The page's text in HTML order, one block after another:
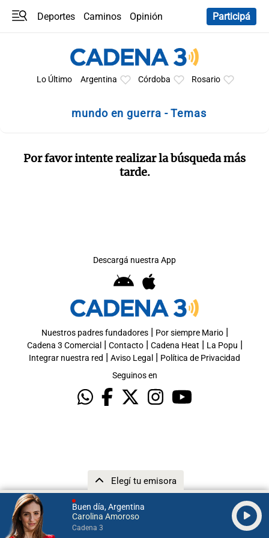
Buen día, Argentina
Carolina Amoroso
Cadena 3
Elegí tu emisora
Deportes Caminos
Opinión
Participá
Lo Último Argentina Córdoba Rosario
mundo en guerra - Temas
Por favor intente realizar la búsqueda más
tarde.
Descargá nuestra App
Nuestros padres fundadores| Por siempre Mario|
Cadena 3 Comercial | Contacto| Cadena Heat | La Popu |
Integrar nuestra red | Aviso Legal | Política de Privacidad
Seguinos en